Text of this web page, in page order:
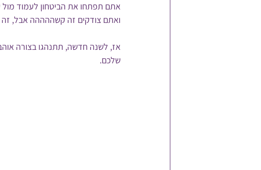
אתם תפתחו את הביטחון לעמוד
ואתם צודקים זה קשההההה אבל, זה
אז, לשנה חדשה, תתנהגו בצורה
שלכם.